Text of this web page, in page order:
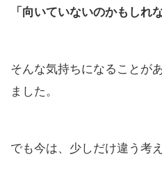
「向いていないのかもしれ
そんな気持ちになることが
ました。
でも今は、少しだけ違う考